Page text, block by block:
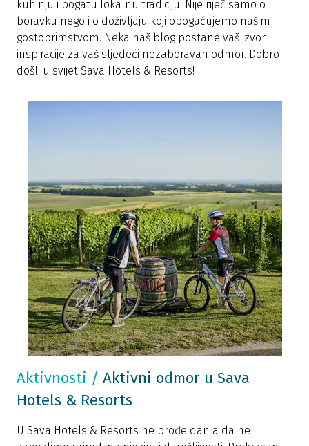
kuhinju i bogatu lokalnu tradiciju. Nije riječ samo o
boravku nego i o doživljaju koji obogaćujemo našim
gostoprimstvom. Neka naš blog postane vaš izvor
inspiracije za vaš sljedeći nezaboravan odmor. Dobro
došli u svijet Sava Hotels & Resorts!
Aktivnosti / Aktivni odmor u Sava
Hotels & Resorts
U Sava Hotels & Resorts ne prođe dan a da ne